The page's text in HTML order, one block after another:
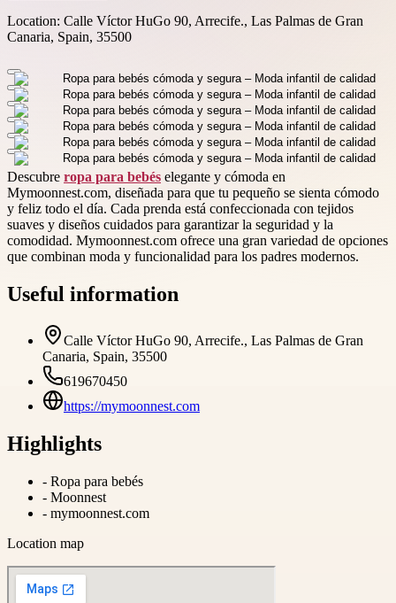
Location: Calle Víctor HuGo 90, Arrecife., Las Palmas de Gran
Canaria, Spain, 35500
Descubre ropa para bebés elegante y cómoda en
Mymoonnest.com, diseñada para que tu pequeño se sienta cómodo
y feliz todo el día. Cada prenda está confeccionada con tejidos
suaves y diseños cuidados para garantizar la seguridad y la
comodidad. Mymoonnest.com ofrece una gran variedad de opciones
que combinan moda y funcionalidad para los padres modernos.
Useful information
Calle Víctor HuGo 90, Arrecife., Las Palmas de Gran
Canaria, Spain, 35500
619670450
https://mymoonnest.com
Highlights
- Ropa para bebés
- Moonnest
- mymoonnest.com
Location map